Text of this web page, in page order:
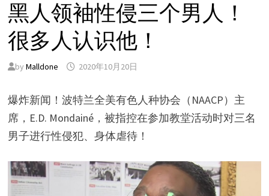
黑人领袖性侵三个男人！
很多人认识他！
by Malldone 2020年10月20日
爆炸新闻！波特兰全美有色人种协会（NAACP）主
席，E.D. Mondainé，被指控在参加教堂活动时对三名
男子进行性侵犯、身体虐待！